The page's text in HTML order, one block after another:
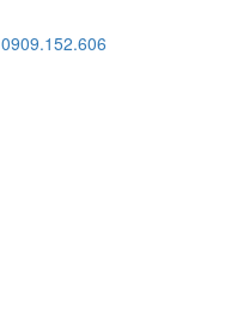
0909.152.606